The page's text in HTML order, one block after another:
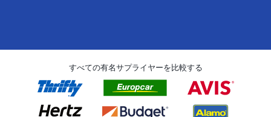
すべての有名サプライヤーを比較する